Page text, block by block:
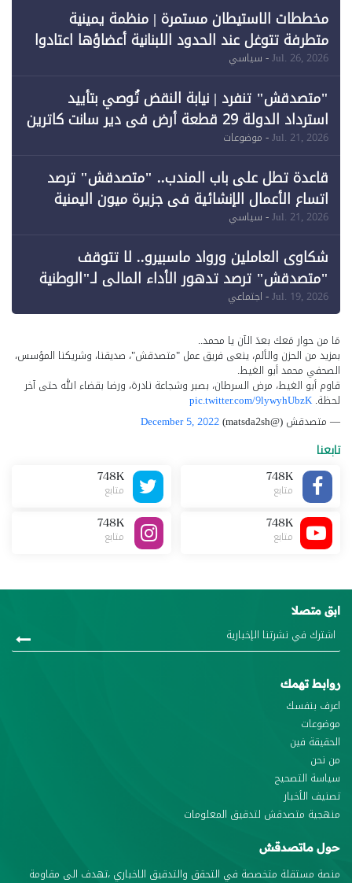
مخططات الاستيطان مستمرة | منظمة يمينية
متطرفة تتوغل عند الحدود اللبنانية أعضاؤها اعتادوا
خرق الحدود
Jul. 26, 2026- سياسي
"متصدقش" تنفرد | نيابة النقض تُوصي بتأييد
استرداد الدولة 29 قطعة أرض في دير سانت كاترين
وقبول طعن الحكومة جزئيًا (1)
Jul. 21, 2026- موضوعات
قاعدة تطل على باب المندب.. "متصدقش" ترصد
اتساع الأعمال الإنشائية في جزيرة ميون اليمنية
Jul. 21, 2026- سياسي
شكاوى العاملين ورواد ماسبيرو.. لا تتوقف
"متصدقش" ترصد تدهور الأداء المالي لـ"الوطنية
للإعلام"
Jul. 19, 2026- اجتماعي
مَا من حوار مَعك بعدَ الآن يا محمد..
بمزيد من الحزن والألم، ينعى فريق عمل "متصدقش"، صديقنا، وشريكنا المؤسس،
الصحفي محمد أبو الغيط.
قاوم أبو الغيط، مرض السرطان، بصبر وشجاعة نادرة، ورضا بقضاء الله حتى آخر
لحظة. pic.twitter.com/9lywyhUbzK
— متصدقش (@matsda2sh)
December 5, 2022
تابعنا
748K
متابع
748K
متابع
748K
متابع
748K
متابع
ابق متصلا
روابط تهمك
اعرف بنفسك
موضوعات
الحقيقة فين
من نحن
سياسة التصحيح
تصنيف الأخبار
منهجية متصدقش لتدقيق المعلومات
حول ماتصدقش
منصة مستقلة متخصصة في التحقق والتدقيق الاخباري ،تهدف الى مقاومة